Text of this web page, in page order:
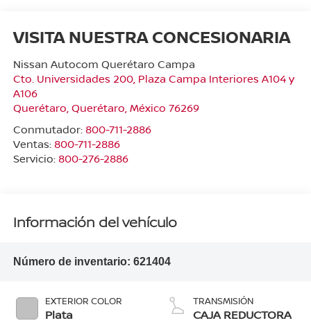
VISITA NUESTRA CONCESIONARIA
Nissan Autocom Querétaro Campa
Cto. Universidades 200, Plaza Campa Interiores A104 y
A106
Querétaro, Querétaro, México 76269
Conmutador: 800-711-2886
Ventas: 800-711-2886
Servicio: 800-276-2886
Información del vehículo
Número de inventario: 621404
EXTERIOR COLOR
Plata
TRANSMISIÓN
CAJA REDUCTORA